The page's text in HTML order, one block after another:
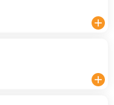
add
add